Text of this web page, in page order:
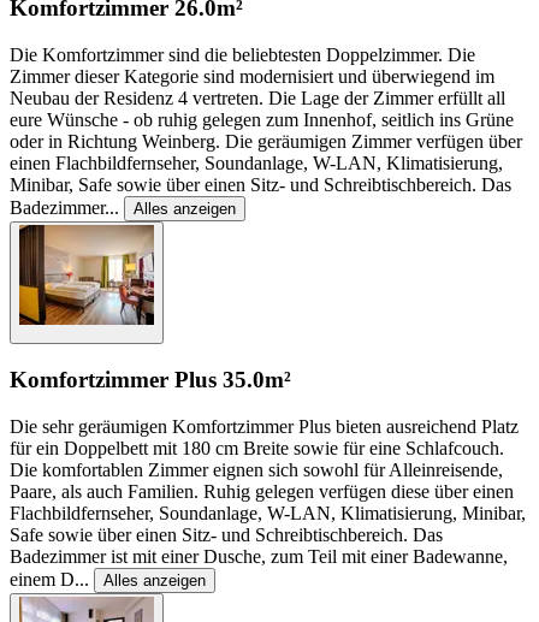
Komfortzimmer 26.0m²
Die Komfortzimmer sind die beliebtesten Doppelzimmer. Die
Zimmer dieser Kategorie sind modernisiert und überwiegend im
Neubau der Residenz 4 vertreten. Die Lage der Zimmer erfüllt all
eure Wünsche - ob ruhig gelegen zum Innenhof, seitlich ins Grüne
oder in Richtung Weinberg. Die geräumigen Zimmer verfügen über
einen Flachbildfernseher, Soundanlage, W-LAN, Klimatisierung,
Minibar, Safe sowie über einen Sitz- und Schreibtischbereich. Das
Badezimmer... Alles anzeigen
Komfortzimmer Plus 35.0m²
Die sehr geräumigen Komfortzimmer Plus bieten ausreichend Platz
für ein Doppelbett mit 180 cm Breite sowie für eine Schlafcouch.
Die komfortablen Zimmer eignen sich sowohl für Alleinreisende,
Paare, als auch Familien. Ruhig gelegen verfügen diese über einen
Flachbildfernseher, Soundanlage, W-LAN, Klimatisierung, Minibar,
Safe sowie über einen Sitz- und Schreibtischbereich. Das
Badezimmer ist mit einer Dusche, zum Teil mit einer Badewanne,
einem D... Alles anzeigen